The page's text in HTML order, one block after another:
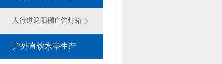
灯箱系列
人行道遮阳棚广告灯箱
户外直饮水亭生产